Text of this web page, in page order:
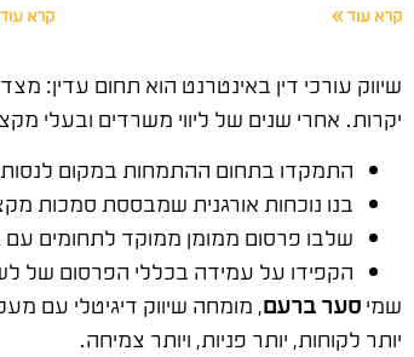
קרא עוד » קרא
שיווק עורכי דין באינטרנט הוא תחום עדין:
יקרות. אחרי שנים של ליווי משרדים ובעלי
התמקדו בתחום ההתמחות במקום לנסות
בנו נוכחות אורגנית שמבססת סמכות
שלבו פרסום ממומן ממוקד לתחומים עם
הקפידו על עמידה בכללי הפרסום של
שמיסער ברעם, מומחה שיווק דיגיטלי עם מעל 15 שנות ניסיון בשטח.
יותר לקוחות, יותר פניות, ויותר צמיחה.